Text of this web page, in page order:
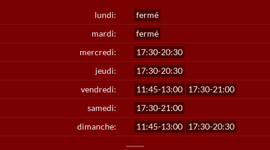
lundi:
fermé
mardi:
fermé
mercredi:
17:30-20:30
jeudi:
17:30-20:30
vendredi:
11:45-13:00 17:30-21:00
samedi:
17:30-21:00
dimanche:
11:45-13:00 17:30-20:30